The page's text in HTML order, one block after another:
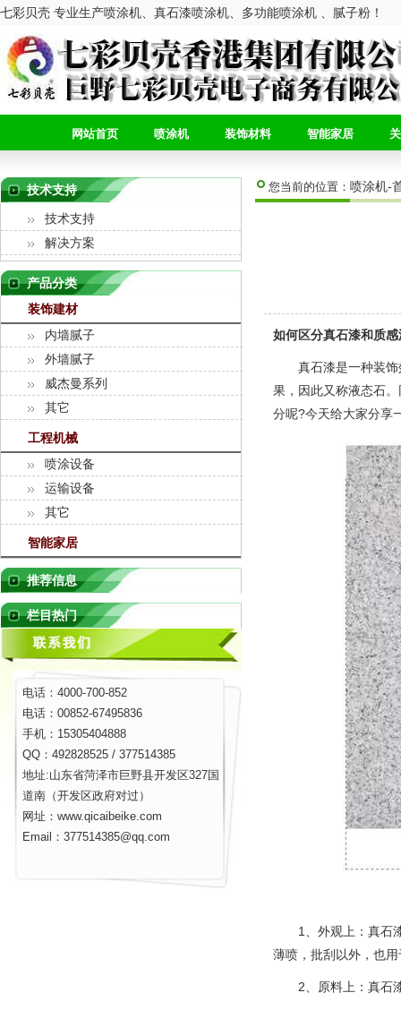
七彩贝壳 专业生产喷涂机、真石漆喷涂机、多功能喷涂机 、腻子粉！
网站首页 喷涂机 装饰材料 智能家居
技术支持
技术支持
解决方案
产品分类
装饰建材
内墙腻子
外墙腻子
威杰曼系列
其它
工程机械
喷涂设备
运输设备
其它
智能家居
推荐信息
栏目热门
电话：4000-700-852
电话：00852-67495836
手机：15305404888
QQ：492828525 / 377514385
地址:山东省菏泽市巨野县开发区327国
道南（开发区政府对过）
网址：www.qicaibeike.com
Email：377514385@qq.com
您当前的位置： 喷涂机-
如何区分真石漆和质感
真石漆是一种装饰效
果，因此又称液态石
分呢?今天给大家分享
1、外观上：真石漆
薄喷，批刮以外，也
2、原料上：真石漆